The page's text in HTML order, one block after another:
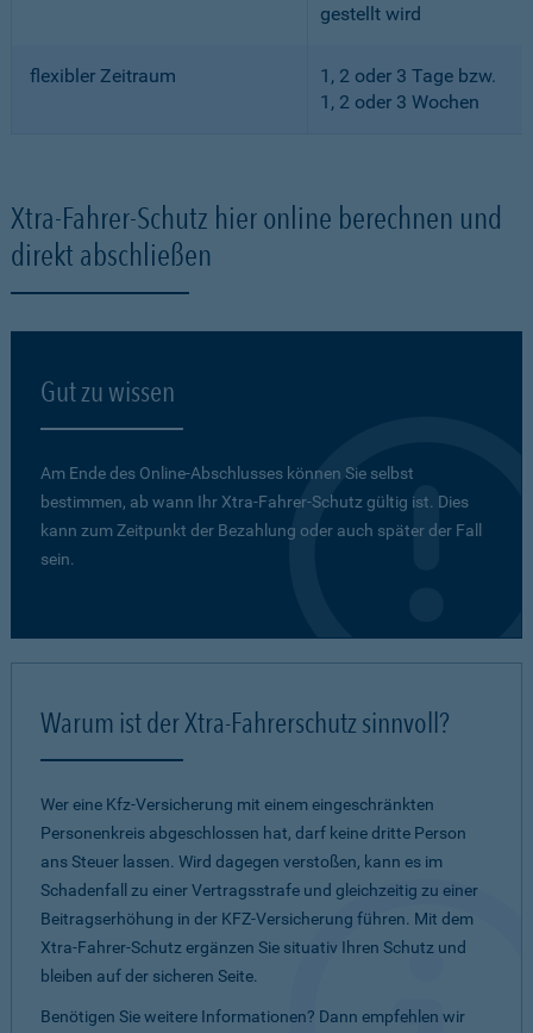
gestellt wird
flexibler Zeitraum
1, 2 oder 3 Tage bzw.
1, 2 oder 3 Wochen
Xtra-Fahrer-Schutz hier online berechnen und
direkt abschließen
Gut zu wissen
Am Ende des Online-Abschlusses können Sie selbst
bestimmen, ab wann Ihr Xtra-Fahrer-Schutz gültig ist. Dies
kann zum Zeitpunkt der Bezahlung oder auch später der Fall
sein.
Warum ist der Xtra-Fahrerschutz sinnvoll?
Wer eine Kfz-Versicherung mit einem eingeschränkten
Personenkreis abgeschlossen hat, darf keine dritte Person
ans Steuer lassen. Wird dagegen verstoßen, kann es im
Schadenfall zu einer Vertragsstrafe und gleichzeitig zu einer
Beitragserhöhung in der KFZ-Versicherung führen. Mit dem
Xtra-Fahrer-Schutz ergänzen Sie situativ Ihren Schutz und
bleiben auf der sicheren Seite.
Benötigen Sie weitere Informationen? Dann empfehlen wir